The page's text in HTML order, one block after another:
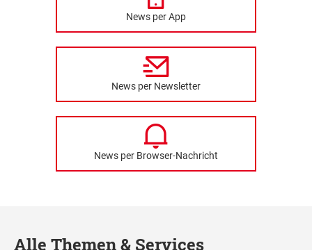
News per App
News per Newsletter
News per Browser-Nachricht
Alle Themen & Services